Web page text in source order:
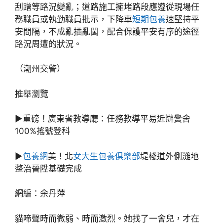
刮蹭等路況變亂；道路施工擁堵路段應遵從現場任
務職員或執勤職員批示，下降車短期包養速堅持平
安間隔，不成亂插亂闖，配合保護平安有序的途徑
路況周遭的狀況。
（潮州交警）
推舉瀏覽
▶重磅！廣東省教導廳：任務教導平易近辦黌舍
100%搖號登科
▶包養網美！北女大生包養俱樂部堤棧道外側灘地
整治晉陞基礎完成
網編：余丹萍
貓啼聲時而微弱、時而激烈。她找了一會兒，才在